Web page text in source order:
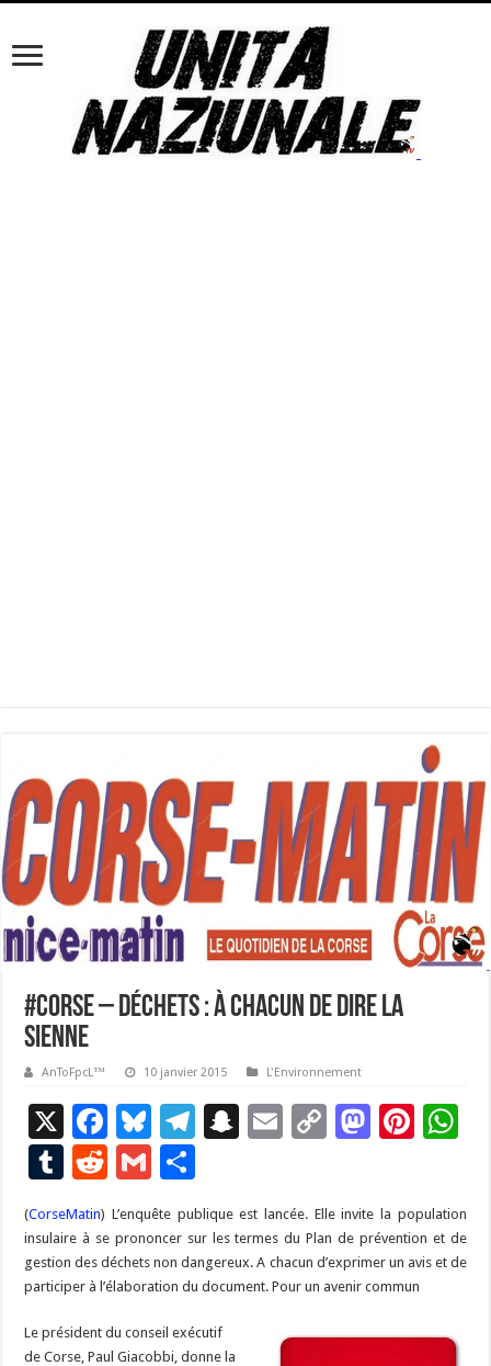
#Corse – Déchets : à chacun de dire la
sienne
AnToFpcL™ 10 janvier 2015 L'Environnement
X
F
ac
e
b
o
o
k
Bl
u
es
ky
T
gr
a
m
S
p
c
h
E
l
C
y
Li
n
k
M
d
o
n
Pi
es
t
p
T
m
bl
r
R
d
di
t
G
ai
l
ta
g
er
(CorseMatin) L’enquête publique est lancée. Elle invite la population
insulaire à se prononcer sur les termes du Plan de prévention et de
gestion des déchets non dangereux. A chacun d’exprimer un avis et de
participer à l’élaboration du document. Pour un avenir commun
Le président du conseil exécutif
de Corse, Paul Giacobbi, donne la